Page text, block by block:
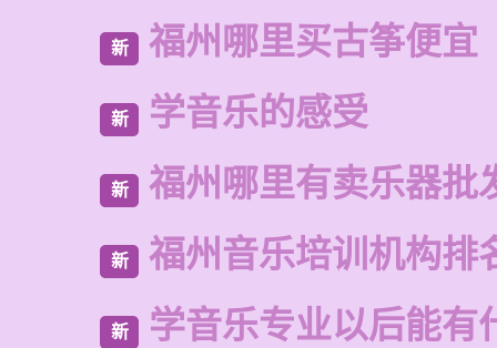
新 福州哪里买古筝便宜
新 学音乐的感受
新 福州哪里有卖乐器批
新 福州音乐培训机构排
新 学音乐专业以后能有